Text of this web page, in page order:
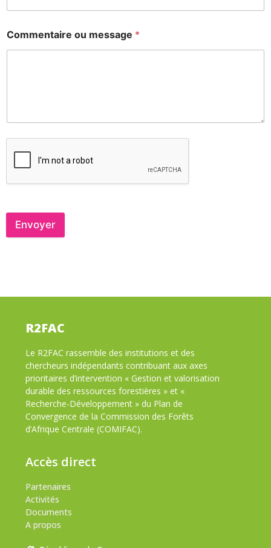
Commentaire ou message *
Envoyer
R2FAC
Le R2FAC rassemble des institutions et des
chercheurs indépendants contribuant aux axes
prioritaires d’intervention « Gestion et valorisation
durable des ressources forestières » et «
Recherche-Développement » du Plan de
Convergence de la Commission des Forêts
d’Afrique Centrale (COMIFAC).
Accès direct
Partenaires
Activités
Documents
A propos